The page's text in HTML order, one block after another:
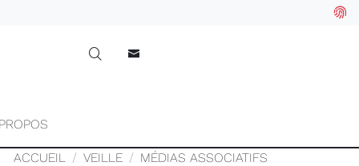
ACCUEIL VEILLE MÉDIAS ASSOCIATIFS